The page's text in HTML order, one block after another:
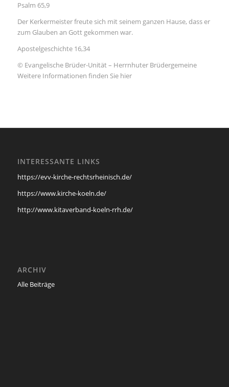
Psalm 65,9
Der Kerkermeister freute sich mit seinem ganzen Hause, dass er
zum Glauben an Gott gekommen war.
Apostelgeschichte 16,34
© Evangelische Brüder-Unität – Herrnhuter Brüdergemeine
Weitere Informationen finden Sie hier
INTERESSANTE LINKS
https://evv-kirche-rechtsrheinisch.de/
https://www.kirche-koeln.de/
http://www.kitaverband-koeln-rrh.de/
ARCHIV
Alle Beiträge